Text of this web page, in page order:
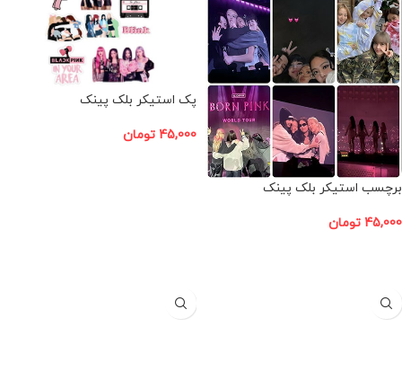
برچسب استیکر بلک پینک
45,000 تومان
پک استیکر بلک پینک
45,000 تومان